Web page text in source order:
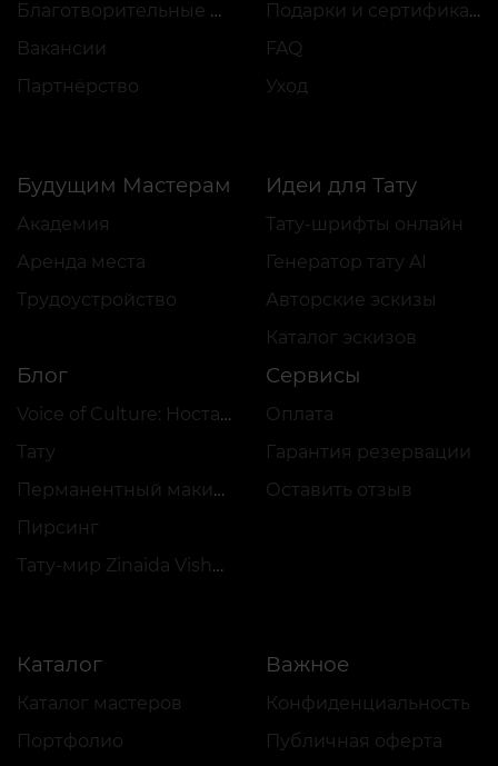
Благотворительные проекты
Вакансии
Партнёрство
Подарки и сертификаты
FAQ
Уход
Будущим Мастерам
Академия
Аренда места
Трудоустройство
Идеи для Тату
Тату-шрифты онлайн
Генератор тату AI
Авторские эскизы
Каталог эскизов
Блог
Voice of Culture: Ностальгия по 2000-м
Тату
Перманентный макияж
Пирсинг
Тату-мир Zinaida Vishenka
Сервисы
Оплата
Гарантия резервации
Оставить отзыв
Каталог
Каталог мастеров
Портфолио
Важное
Конфиденциальность
Публичная оферта